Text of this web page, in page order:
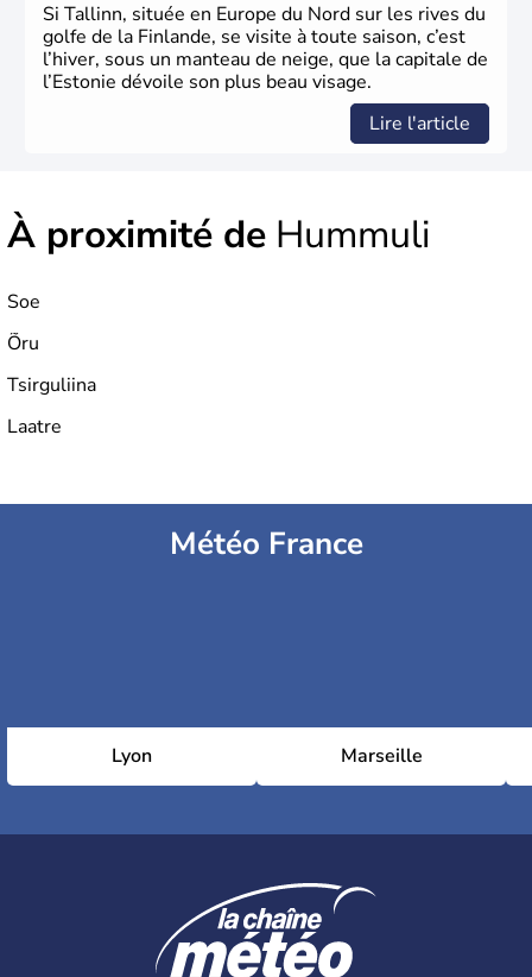
Si Tallinn, située en Europe du Nord sur les rives du
golfe de la Finlande, se visite à toute saison, c’est
l’hiver, sous un manteau de neige, que la capitale de
l’Estonie dévoile son plus beau visage.
Lire l'article
À proximité de Hummuli
Soe
Õru
Tsirguliina
Laatre
Météo France
Lyon Marseille